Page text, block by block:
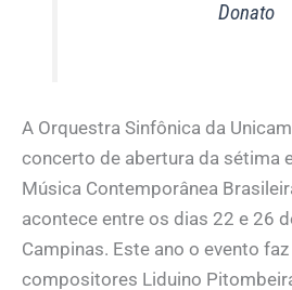
Donato
A Orquestra Sinfônica da
concerto de abertura da sétima
Música Contemporânea
acontece entre os dias 22 e 26
Campinas. Este ano o evento
compositores Liduino